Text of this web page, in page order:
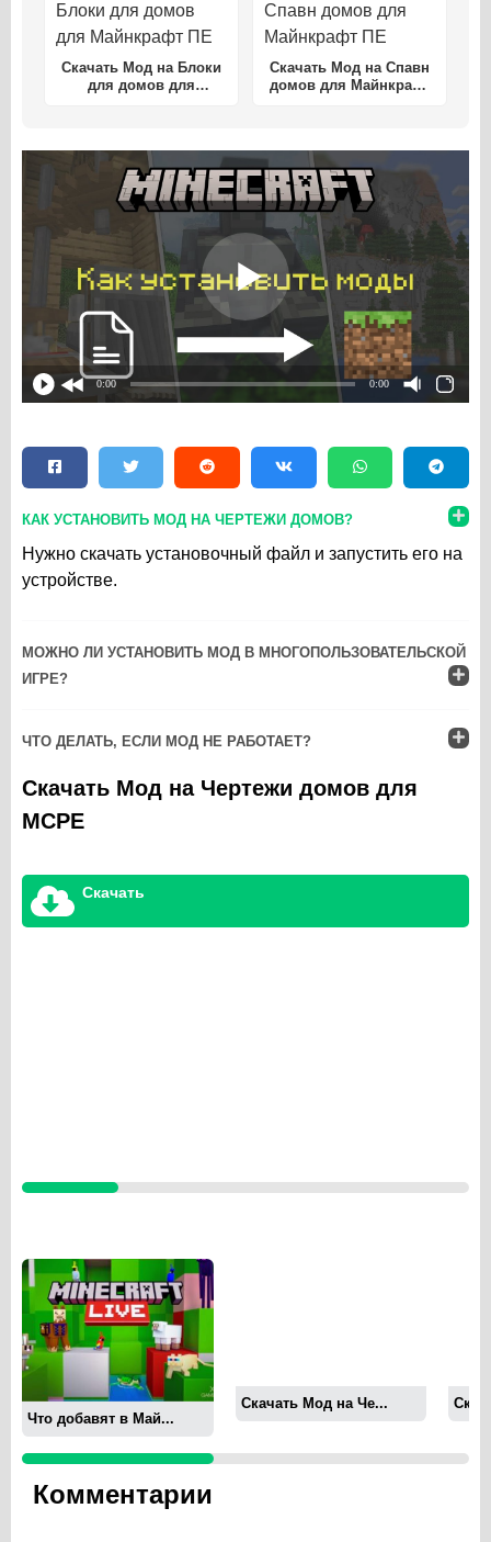
Скачать Мод на Блоки
для домов для
Скачать Мод на Спавн
домов для Майнкрафт
0:00 0:00
КАК УСТАНОВИТЬ МОД НА ЧЕРТЕЖИ ДОМОВ?
Нужно скачать установочный файл и запустить его на
устройстве.
МОЖНО ЛИ УСТАНОВИТЬ МОД В МНОГОПОЛЬЗОВАТЕЛЬСКОЙ
ИГРЕ?
ЧТО ДЕЛАТЬ, ЕСЛИ МОД НЕ РАБОТАЕТ?
Скачать Мод на Чертежи домов для
MCPE
Скачать
Что добавят в Май...
Скачать Мод на Че...
Комментарии